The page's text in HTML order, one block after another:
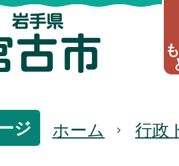
ジ ホーム 行政